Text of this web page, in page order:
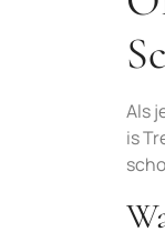
Als
is